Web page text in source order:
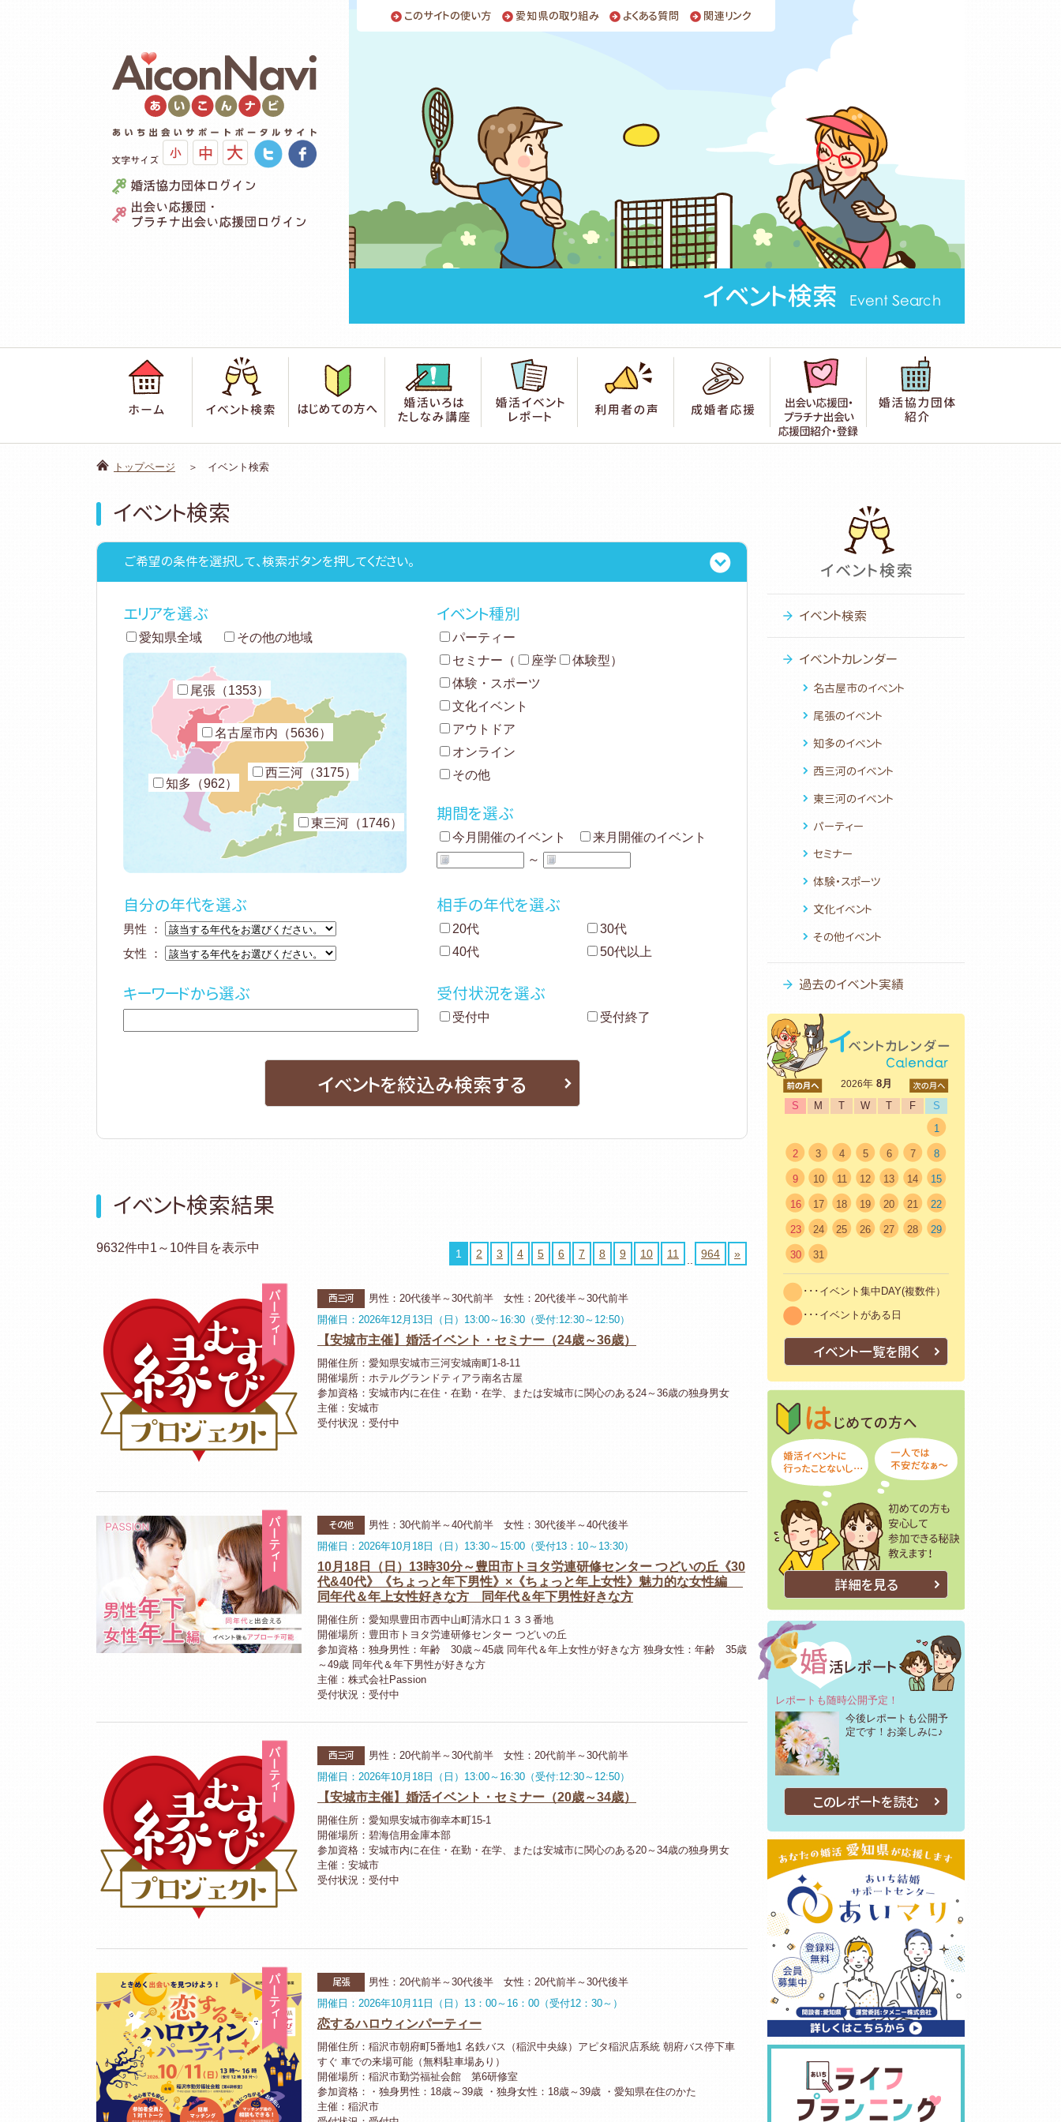
このサイトの使い方 愛知県の取り組み よくある質問 関連リンク
イベント検索 Event Search
婚活いろは たしなみ講座婚活イベントレポート 出会い応援団紹介・登録
トップページ イベント検索
イベント検索
ご希望の条件を選択して、検索ボタンを押してください。
エリアを選ぶ
愛知県全域 その他の地域
名古屋市内（5636）
尾張（1353）
知多（962）
西三河（3175）
東三河（1746）
イベント種別
パーティー
セミナー （ 座学 体験型）
体験・スポーツ
文化イベント
アウトドア
オンライン
その他
期間を選ぶ
今月開催のイベント
来月開催のイベント
～
自分の年代を選ぶ
男性 ：
女性 ：
相手の年代を選ぶ
20代
30代
40代
50代以上
キーワードから選ぶ 受付状況を選ぶ
受付中 受付終了
イベントを絞込み検索する
イベント検索結果
9632件中1～10件目を表示中 1 2 3 4 5 6 7 8 9 10 11 964 »
パーティー
西三河
男性：20代後半～30代前半 女性：20代後半～30代前半
開催日：2026年12月13日（日）13:00～16:30（受付:12:30～12:50）
【安城市主催】婚活イベント・セミナー（24歳～36歳）
開催住所：愛知県安城市三河安城南町1-8-11
開催場所：ホテルグランドティアラ南名古屋
参加資格：安城市内に在住・在勤・在学、または安城市に関心のある24～36歳の独身男女
主催：安城市
受付状況：受付中
パーティー
その他
男性：30代前半～40代前半 女性：30代後半～40代後半
開催日：2026年10月18日（日）13:30～15:00（受付13：10～13:30）
10月18日（日）13時30分～豊田市トヨタ労連研修センター つどいの丘《30
代&40代》《ちょっと年下男性》×《ちょっと年上女性》魅力的な女性編
同年代＆年上女性好きな方 同年代＆年下男性好きな方
開催住所：愛知県豊田市西中山町清水口１３３番地
開催場所：豊田市トヨタ労連研修センター つどいの丘
参加資格：独身男性：年齢 30歳～45歳 同年代＆年上女性が好きな方 独身女性：年齢 35歳
～49歳 同年代＆年下男性が好きな方
主催：株式会社Passion
受付状況：受付中
パーティー
西三河
男性：20代前半～30代前半 女性：20代前半～30代前半
開催日：2026年10月18日（日）13:00～16:30（受付:12:30～12:50）
【安城市主催】婚活イベント・セミナー（20歳～34歳）
開催住所：愛知県安城市御幸本町15-1
開催場所：碧海信用金庫本部
参加資格：安城市内に在住・在勤・在学、または安城市に関心のある20～34歳の独身男女
主催：安城市
受付状況：受付中
パーティー
尾張
男性：20代前半～30代後半 女性：20代前半～30代後半
開催日：2026年10月11日（日）13：00～16：00（受付12：30～）
恋するハロウィンパーティー
開催住所：稲沢市朝府町5番地1 名鉄バス（稲沢中央線）アピタ稲沢店系統 朝府バス停下車
すぐ 車での来場可能（無料駐車場あり）
開催場所：稲沢市勤労福祉会館 第6研修室
参加資格：・独身男性：18歳～39歳 ・独身女性：18歳～39歳 ・愛知県在住のかた
主催：稲沢市
イベント検索
イベントカレンダー
名古屋市のイベント
尾張のイベント
知多のイベント
西三河のイベント
東三河のイベント
パーティー
セミナー
体験・スポーツ
文化イベント
その他イベント
過去のイベント実績
2026年 8月
S
M T W T F
S
1
2 3 4 5 6 7 8
9 10 11 12 13 14 15
16 17 18 19 20 21 22
23 24 25 26 27 28 29
30 31
･･･イベント集中DAY(複数件）
･･･イベントがある日
イベント一覧を開く
詳細を見る
レポートも随時公開予定！
今後レポートも公開予
定です！お楽しみに♪
このレポートを読む